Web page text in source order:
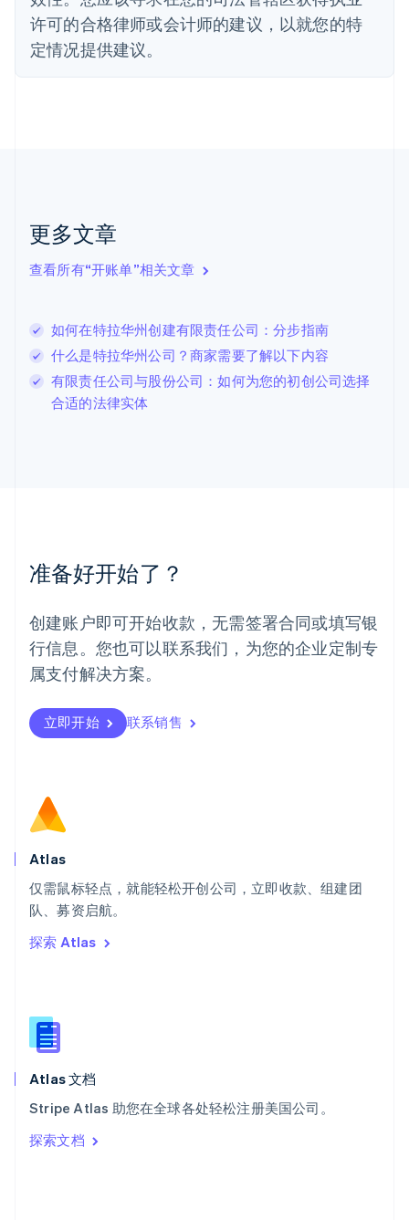
许可的合格律师或会计师的建议，以就您的特
定情况提供建议。
更多文章
查看所有“开账单”相关文章
如何在特拉华州创建有限责任公司：分步指南
什么是特拉华州公司？商家需要了解以下内容
有限责任公司与股份公司：如何为您的初创公司选择
合适的法律实体
准备好开始了？
创建账户即可开始收款，无需签署合同或填写银
行信息。您也可以联系我们，为您的企业定制专
属支付解决方案。
立即开始 联系销售
Atlas
仅需鼠标轻点，就能轻松开创公司，立即收款、组建团
队、募资启航。
探索 Atlas
Atlas 文档
Stripe Atlas 助您在全球各处轻松注册美国公司。
探索文档
法国
FrançaisEnglish
芬兰
EnglishSvenska
English Italiano
拉脱维亚
立陶宛
DeutschEnglish
卢森堡
Français Deutsch English
罗马尼亚
English
挪威
葡萄牙
Português English
日本
日本語English
瑞典
瑞士
DeutschFrançais
English
斯洛文尼亚
泰国
ไทยEnglish
希腊
English
西班牙
新西兰
English
匈牙利
English
ItalianoEnglish
印度
English